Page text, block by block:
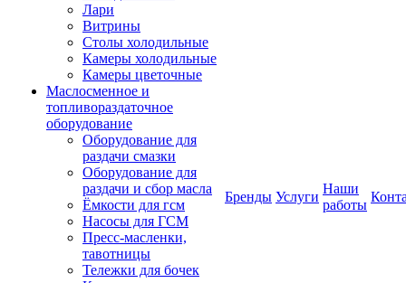
Лари
Витрины
Столы холодильные
Камеры холодильные
Камеры цветочные
Маслосменное и
топливораздаточное
оборудование
Оборудование для
раздачи смазки
Оборудование для
раздачи и сбор масла
Ёмкости для гсм
Насосы для ГСМ
Пресс-масленки,
тавотницы
Тележки для бочек
Бренды Услуги
Наши
работы